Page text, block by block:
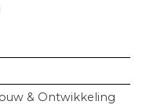
& Ontwikkeling